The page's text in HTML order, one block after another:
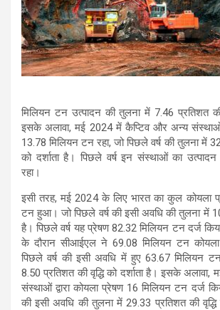
मिलियन टन उत्‍पादन की तुलना में 7.46 प्रतिशत की
इसके अलावा, मई 2024 में कैप्टिव और अन्य संस्थाओं
13.78 मिलियन टन रहा, जो पिछले वर्ष की तुलना में
को दर्शाता है। पिछले वर्ष इन संस्‍थाओं का
रहा।
इसी तरह, मई 2024 के लिए भारत का कुल कोयला
टन हुआ। जो पिछले वर्ष की इसी अवधि की तुलना में
है। पिछले वर्ष यह प्रेषण 82.32 मिलियन टन दर्ज
के दौरान सीआईएल ने 69.08 मिलियन टन
पिछले वर्ष की इसी अवधि में हुए 63.67 मिलियन
8.50 प्रतिशत की वृद्धि को दर्शाता है। इसके
संस्थाओं द्वारा कोयला प्रेषण 16 मिलियन टन दर्ज
की इसी अवधि की तुलना में 29.33 प्रतिशत की वृद्धि